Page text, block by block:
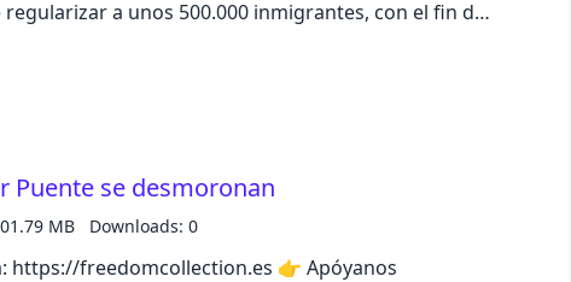
winter
a unos 500.000 inmigrantes, con el fin de
a los recientes accidentes de tren. Escucha el
de iVoox, o descubre todo el catálogo de iVoox
Puente se desmoronan
MB Downloads: 0
freedomcollection.es 👉 Apóyanos